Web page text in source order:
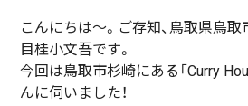
こんにちは〜。ご存知、鳥取県鳥
目桂小文吾です。
今回は鳥取市杉崎にある「Curry
んに伺いました！